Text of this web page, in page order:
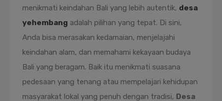
menikmati keindahan Bali yang lebih autentik, desa
yehembang adalah pilihan yang tepat. Di sini,
Anda bisa merasakan kedamaian, menjelajahi
keindahan alam, dan memahami kekayaan budaya
Bali yang beragam. Baik itu menikmati suasana
pedesaan yang tenang atau mempelajari kehidupan
masyarakat lokal yang penuh dengan tradisi, Desa